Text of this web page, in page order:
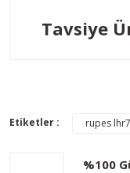
Ürün
Tavsiye
Etiketler : rupes
%100